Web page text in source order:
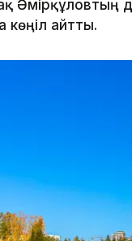
Әмірқұловтың
көңіл айтты.